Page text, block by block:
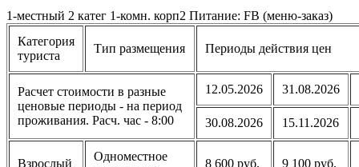
1-местный 2 катег 1-комн. корп2 Питание: FB (меню-заказ)
Категория
туриста
Тип размещения Периоды действия цен
Расчет стоимости в разные
ценовые периоды - на период
проживания. Расч. час - 8:00
12.05.2026 31.08.2026
30.08.2026 15.11.2026
Взрослый
Одноместное
8 600 руб. 9 100 руб.